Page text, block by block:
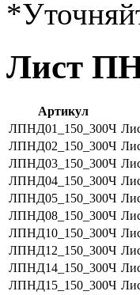
Лист
Артикул
ЛПНД01_150_300Ч
ЛПНД02_150_300Ч
ЛПНД03_150_300Ч
ЛПНД04_150_300Ч
ЛПНД05_150_300Ч
ЛПНД08_150_300Ч
ЛПНД10_150_300Ч
ЛПНД12_150_300Ч
ЛПНД14_150_300Ч
ЛПНД15_150_300Ч